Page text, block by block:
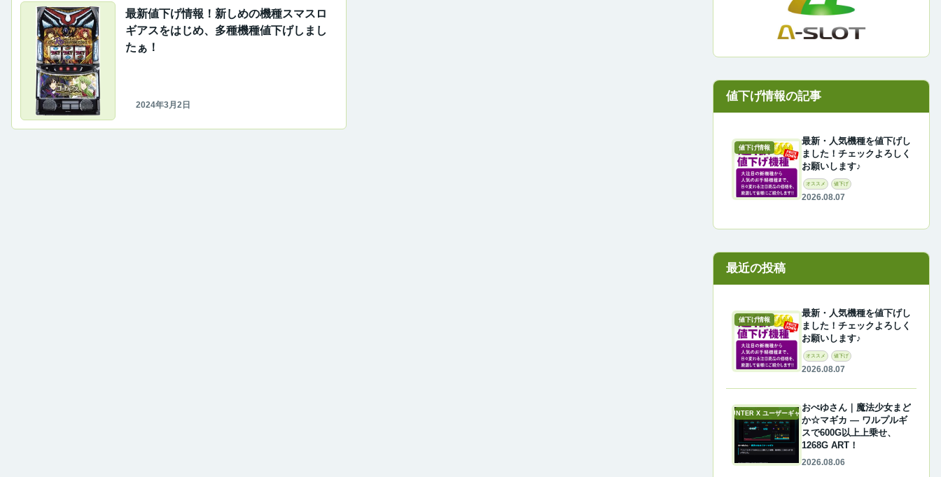
最新値下げ情報！新しめの機種スマスロ
ギアスをはじめ、多種機種値下げしまし
たぁ！
2024年3月2日
値下げ情報
最新・人気機種を値下げし
ました！チェックよろしく
お願いします♪
オススメ 値下げ
2026.08.07
最近の投稿
値下げ情報
最新・人気機種を値下げし
ました！チェックよろしく
お願いします♪
オススメ 値下げ
2026.08.07
A-COUNTER X ユーザーギャラリー
おぺゆさん｜魔法少女まど
か☆マギカ ― ワルプルギ
スで600G以上上乗せ、
1268G ART！
2026.08.06